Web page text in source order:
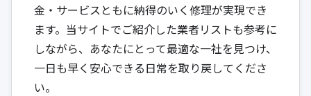
金・サービスともに納得のいく修理が実現でき
ます。当サイトでご紹介した業者リストも参考に
しながら、あなたにとって最適な一社を見つけ、
一日も早く安心できる日常を取り戻してくださ
い。